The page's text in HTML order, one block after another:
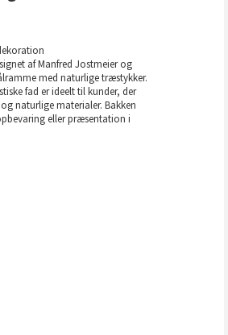
af Manfred Jostmeier og
med naturlige træstykker.
fad er ideelt til kunder, der
naturlige materialer. Bakken
eller præsentation i